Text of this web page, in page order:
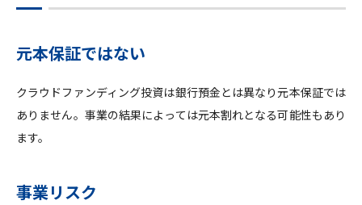
元本保証ではない
クラウドファンディング投資は銀行預金とは異なり元本保証では
ありません。事業の結果によっては元本割れとなる可能性もあり
ます。
事業リスク